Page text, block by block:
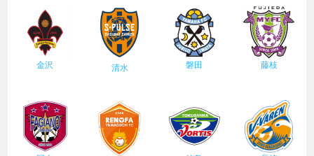
金沢 清水 磐田 藤枝